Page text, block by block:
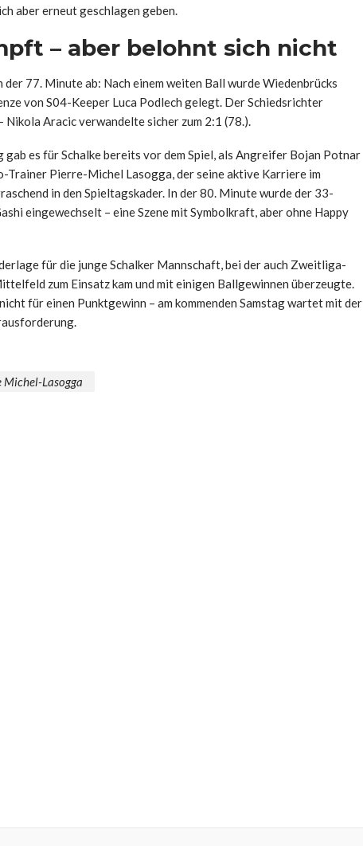
aber erneut geschlagen geben.
– aber belohnt sich nicht
der 77. Minute ab: Nach einem weiten Ball wurde Wiedenbrücks
von S04-Keeper Luca Podlech gelegt. Der Schiedsrichter
Aracic verwandelte sicher zum 2:1 (78.).
gab es für Schalke bereits vor dem Spiel, als Angreifer Bojan Potnar
Pierre-Michel Lasogga, der seine aktive Karriere im
in den Spieltagskader. In der 80. Minute wurde der 33-
eingewechselt – eine Szene mit Symbolkraft, aber ohne Happy
für die junge Schalker Mannschaft, bei der auch Zweitliga-
zum Einsatz kam und mit einigen Ballgewinnen überzeugte.
für einen Punktgewinn – am kommenden Samstag wartet mit der
Michel-Lasogga